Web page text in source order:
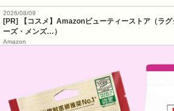
2026/08/09
[PR] 【コスメ】Amazonビューティーストア（ラ
ーズ・メンズ…）
Amazon